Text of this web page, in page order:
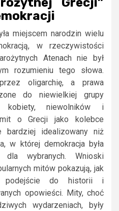
miejscem narodzin wielu
w rzeczywistości
Atenach nie był
rozumieniu tego słowa.
oligarchię, a prawa
do niewielkiej grupy
kobiety, niewolników i
o Grecji jako kolebce
bardziej idealizowany niż
w której demokracja była
dla wybranych. Wnioski
mitów pokazują, jak
podejście do historii i
opowieści. Mity, choć
wydarzeniach, były